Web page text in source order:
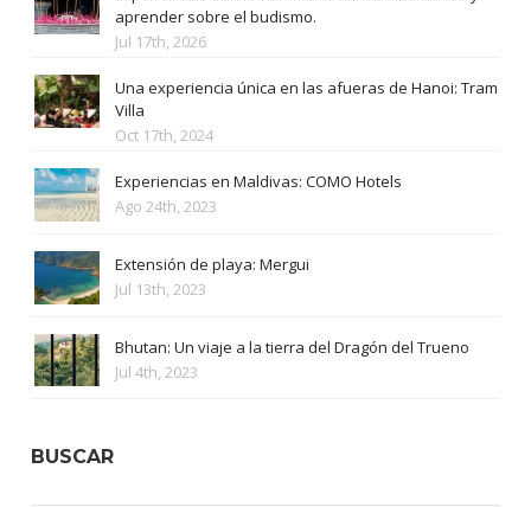
aprender sobre el budismo.
Jul 17th, 2026
Una experiencia única en las afueras de Hanoi: Tram
Villa
Oct 17th, 2024
Experiencias en Maldivas: COMO Hotels
Ago 24th, 2023
Extensión de playa: Mergui
Jul 13th, 2023
Bhutan: Un viaje a la tierra del Dragón del Trueno
Jul 4th, 2023
BUSCAR